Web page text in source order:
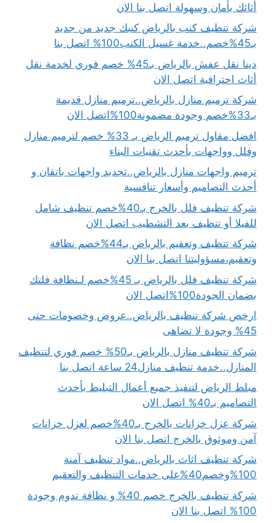
أثاثك بأمان وسهولة اتصل بنا الان
شركة تنظيف كنب بالرياض كنبك جديد من جديد
بـ45%خصم..خدمة غسيل الكنب100% اتصل بنا
دينا نقل عفش بالرياض بـ45% خصم فوري لخدمة نقل
أثاث احترافية اتصل الان
شركة ترميم منازل بالرياض..ترميم منازل قديمة
بـ33%خصم وجودة مضمونة100%اتصل الان
افضل مقاول ترميم الرياض بـ 33% خصم لترميم منازل
وفلل وواجهات بأحدث تقنيات البناء
ترميم واجهات منازل بالرياض..تجديد واجهات باتقان و
أحدث التصاميم وأسعار تنافسية
شركة تنظيف فلل بالخرج بـ40%خصم تنظيف شامل
للفيلا أو تنظيف بعد التشطيب اتصل الان
شركة تنظيف وتعقيم بالرياض بـ44%خصم نظافة
وتعقيم،مسؤوليتنا اتصل بنا الان
شركة تنظيف فلل بالرياض بـ 45%خصم لـنظافة فلتك
بضمان الجودة100%اتصل الان
ارخص شركة تنظيف بالرياض..عروض وخصومات حتى
45% وجودة لا تضاهى
شركة تنظيف منازل بالرياض بـ50% خصم فوري لتنظيف
المنازل..خدمة تنظيف منازل24 ساعة اتصل بنا
مبلط الرياض لتنفيذ جميع أعمال التبليط بأحدث
التصاميم بـ40% اتصل الان
شركة عزل خزانات بالخرج بـ40%خصم لعزل خزانات
آمن وموثوق بالخرج اتصل بنا الان
شركة تنظيف اثاث بالرياض..مواد تنظيف آمنة
100%وخصم40%على خدمات التنظيف والتعقيم
شركة تنظيف بالخرج خصم 40% و نظافة تدوم وجودة
100% اتصل بنا الان